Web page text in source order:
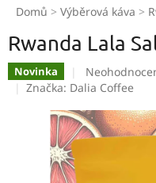
Domů Výběrová káva
Rwanda Lala
Novinka
Průměrné
hodnocení
je
0,0
Značka: Dalia Coffee